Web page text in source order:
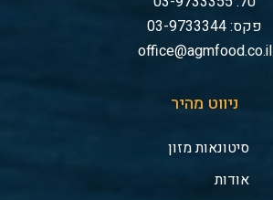
פקס: 03-9733344
office@agmfood.co.il
ניווט מהיר
סיטונאות מזון
אודות